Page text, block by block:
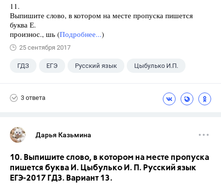
11.
Выпишите слово, в котором на месте пропуска пишется
буква Е.
произнос., шь (Подробнее...)
25 сентября 2017
ГДЗ ЕГЭ Русский язык Цыбулько И.П.
3 ответа
Дарья Казьмина
10. Выпишите слово, в котором на месте пропуска
пишется буква И. Цыбулько И. П. Русский язык
ЕГЭ-2017 ГДЗ. Вариант 13.